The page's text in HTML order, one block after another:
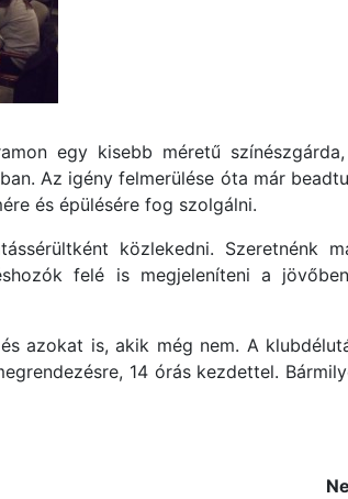
egy kisebb méretű
Az igény felmerülése óta már
és épülésére fog szolgálni.
közlekedni. Szeretnénk
felé is megjeleníteni a
azokat is, akik még nem. A
14 órás kezdettel.